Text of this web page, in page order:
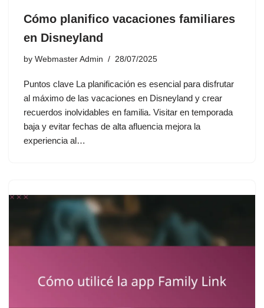
Cómo planifico vacaciones familiares
en Disneyland
by Webmaster Admin 28/07/2025
Puntos clave La planificación es esencial para disfrutar
al máximo de las vacaciones en Disneyland y crear
recuerdos inolvidables en familia. Visitar en temporada
baja y evitar fechas de alta afluencia mejora la
experiencia al…